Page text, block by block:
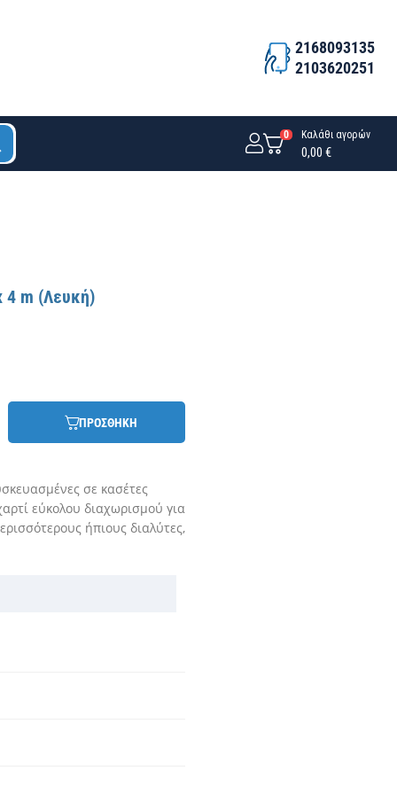
2168093135
2103620251
0 Καλάθι αγορών
0,00 €
4 m (Λευκή)
ΠΡΟΣΘΗΚΗ
σε κασέτες
εύκολου διαχωρισμού για
ήπιους διαλύτες,